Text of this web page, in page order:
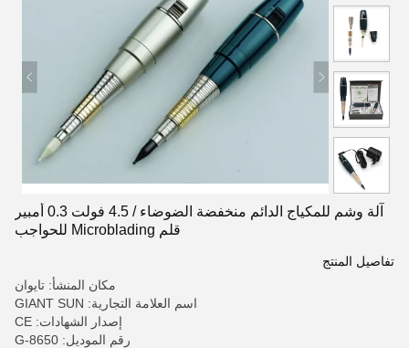
آلة وشم للمكياج الدائم منخفضة الضوضاء / 4.5 فولت 0.3 أمبير
قلم Microblading للحواجب
تفاصيل المنتج
مكان المنشأ: تايوان
اسم العلامة التجارية: GIANT SUN
إصدار الشهادات: CE
رقم الموديل: G-8650